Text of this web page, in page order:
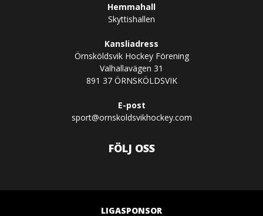
Hemmahall
Skyttishallen
Kansliadress
Örnsköldsvik Hockey Förening
Valhallavägen 31
891 37 ÖRNSKÖLDSVIK
E-post
sport@ornskoldsvikhockey.com
FÖLJ OSS
LIGASPONSOR